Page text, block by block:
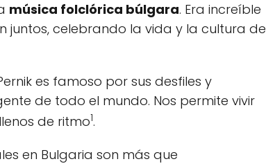
música folclórica búlgara. Era increíble
juntos, celebrando la vida y la cultura de
es famoso por sus desfiles y
de todo el mundo. Nos permite vivir
de ritmo1.
en Bulgaria son más que